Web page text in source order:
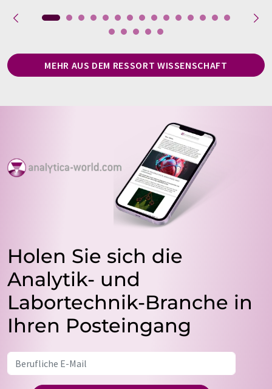
MEHR AUS DEM RESSORT WISSENSCHAFT
Holen Sie sich die
Analytik- und
Labortechnik-Branche in
Ihren Posteingang